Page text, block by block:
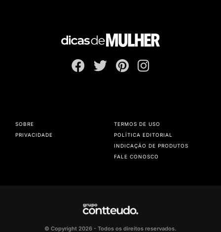
SOBRE
PRIVACIDADE
TERMOS DE USO
POLÍTICA EDITORIAL
INDICAÇÃO DE PRODUTOS
FALE CONOSCO
© Copyright 2026 - Todos os direitos reservados.